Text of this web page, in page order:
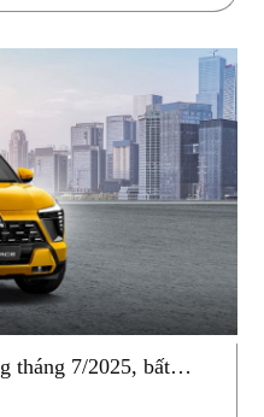
tháng 7/2025, bất